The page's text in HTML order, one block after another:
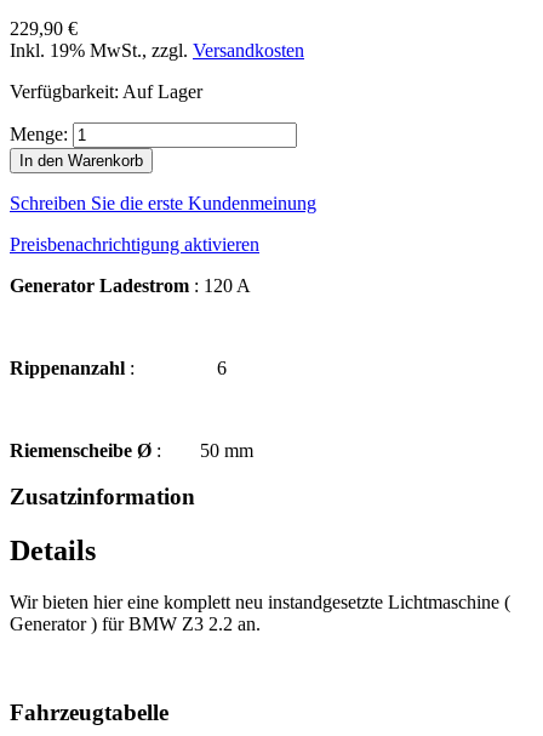
229,90 €
Inkl. 19% MwSt., zzgl. Versandkosten
Verfügbarkeit: Auf Lager
Menge:
In den Warenkorb
Schreiben Sie die erste Kundenmeinung
Preisbenachrichtigung aktivieren
Generator Ladestrom : 120 A
Rippenanzahl : 6
Riemenscheibe Ø : 50 mm
Zusatzinformation
Details
Wir bieten hier eine komplett neu instandgesetzte Lichtmaschine (
Generator ) für BMW Z3 2.2 an.
Fahrzeugtabelle